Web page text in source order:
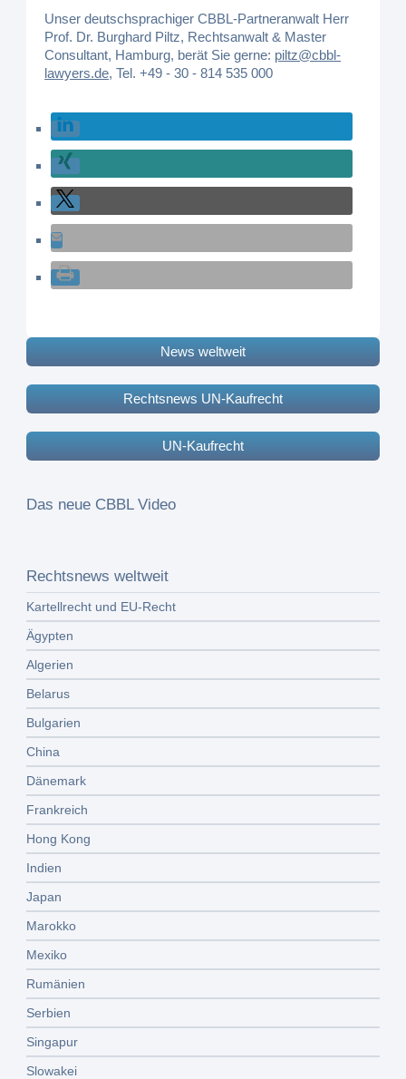
Unser deutschsprachiger CBBL-Partneranwalt Herr
Prof. Dr. Burghard Piltz, Rechtsanwalt & Master
Consultant, Hamburg, berät Sie gerne: piltz@cbbl-
lawyers.de,Tel. +49 - 30 - 814 535 000
News weltweit
Rechtsnews UN-Kaufrecht
UN-Kaufrecht
Das neue CBBL Video
Rechtsnews weltweit
Kartellrecht und EU-Recht
Ägypten
Algerien
Belarus
Bulgarien
China
Dänemark
Frankreich
Hong Kong
Indien
Japan
Marokko
Mexiko
Rumänien
Serbien
Singapur
Slowakei